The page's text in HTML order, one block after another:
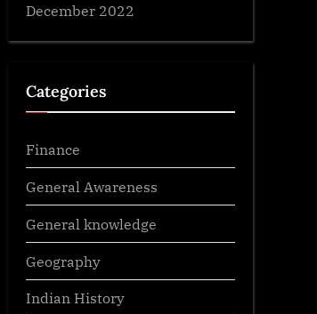
Most important GK questions assam part 1
General knowledge
December 2022
Categories
Finance
General Awareness
General knowledge
Geography
Indian History